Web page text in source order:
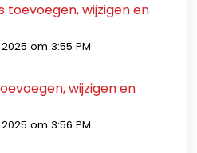
wijzigen en
om 3:55 PM
wijzigen en
om 3:56 PM